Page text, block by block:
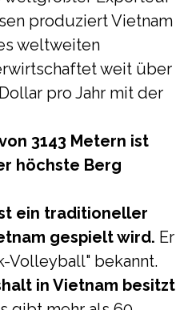
produziert Vietnam
weltweiten
weit über
pro Jahr mit der
3143 Metern ist
höchste Berg
ein traditioneller
gespielt wird. Er
Volleyball" bekannt.
in Vietnam besitzt